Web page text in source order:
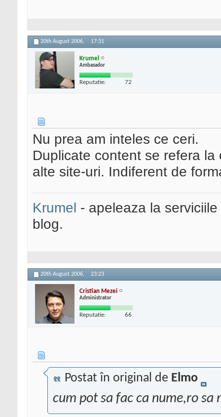
20th August 2006, 17:31
Krumel
Ambasador
Reputatie: 72
Nu prea am inteles ce ceri.
Duplicate content se refera
alte site-uri. Indiferent de
Krumel - apeleaza la
blog.
20th August 2006, 23:23
Cristian Mezei
Administrator
Reputatie: 66
Postat în original de Elmo
cum pot sa fac ca nume,ro sa